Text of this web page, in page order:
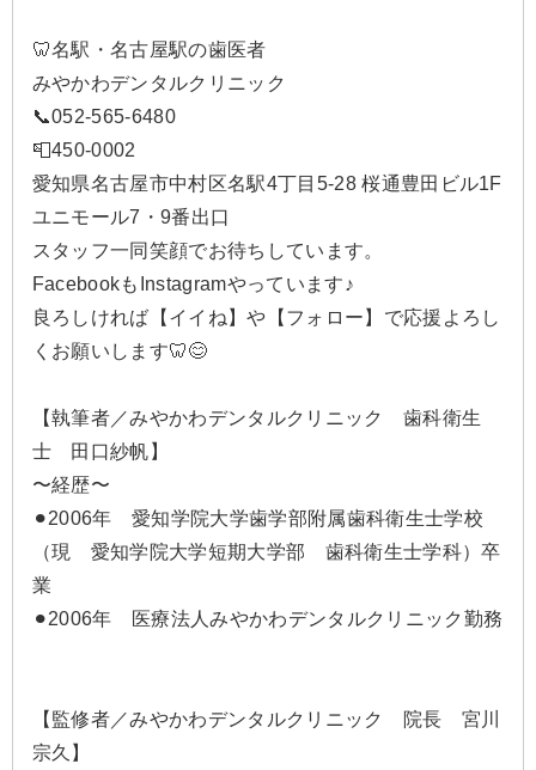
🦷名駅・名古屋駅の歯医者
みやかわデンタルクリニック
📞052-565-6480
📮450-0002
愛知県名古屋市中村区名駅4丁目5-28 桜通豊田ビル1F
ユニモール7・9番出口
スタッフ一同笑顔でお待ちしています。
FacebookもInstagramやっています♪
良ろしければ【イイね】や【フォロー】で応援よろし
くお願いします🦷😊
【執筆者／みやかわデンタルクリニック 歯科衛生
士 田口紗帆】
〜経歴〜
⚫︎2006年 愛知学院大学歯学部附属歯科衛生士学校
（現 愛知学院大学短期大学部 歯科衛生士学科）卒
業
⚫︎2006年 医療法人みやかわデンタルクリニック勤務
【監修者／みやかわデンタルクリニック 院長 宮川
宗久】